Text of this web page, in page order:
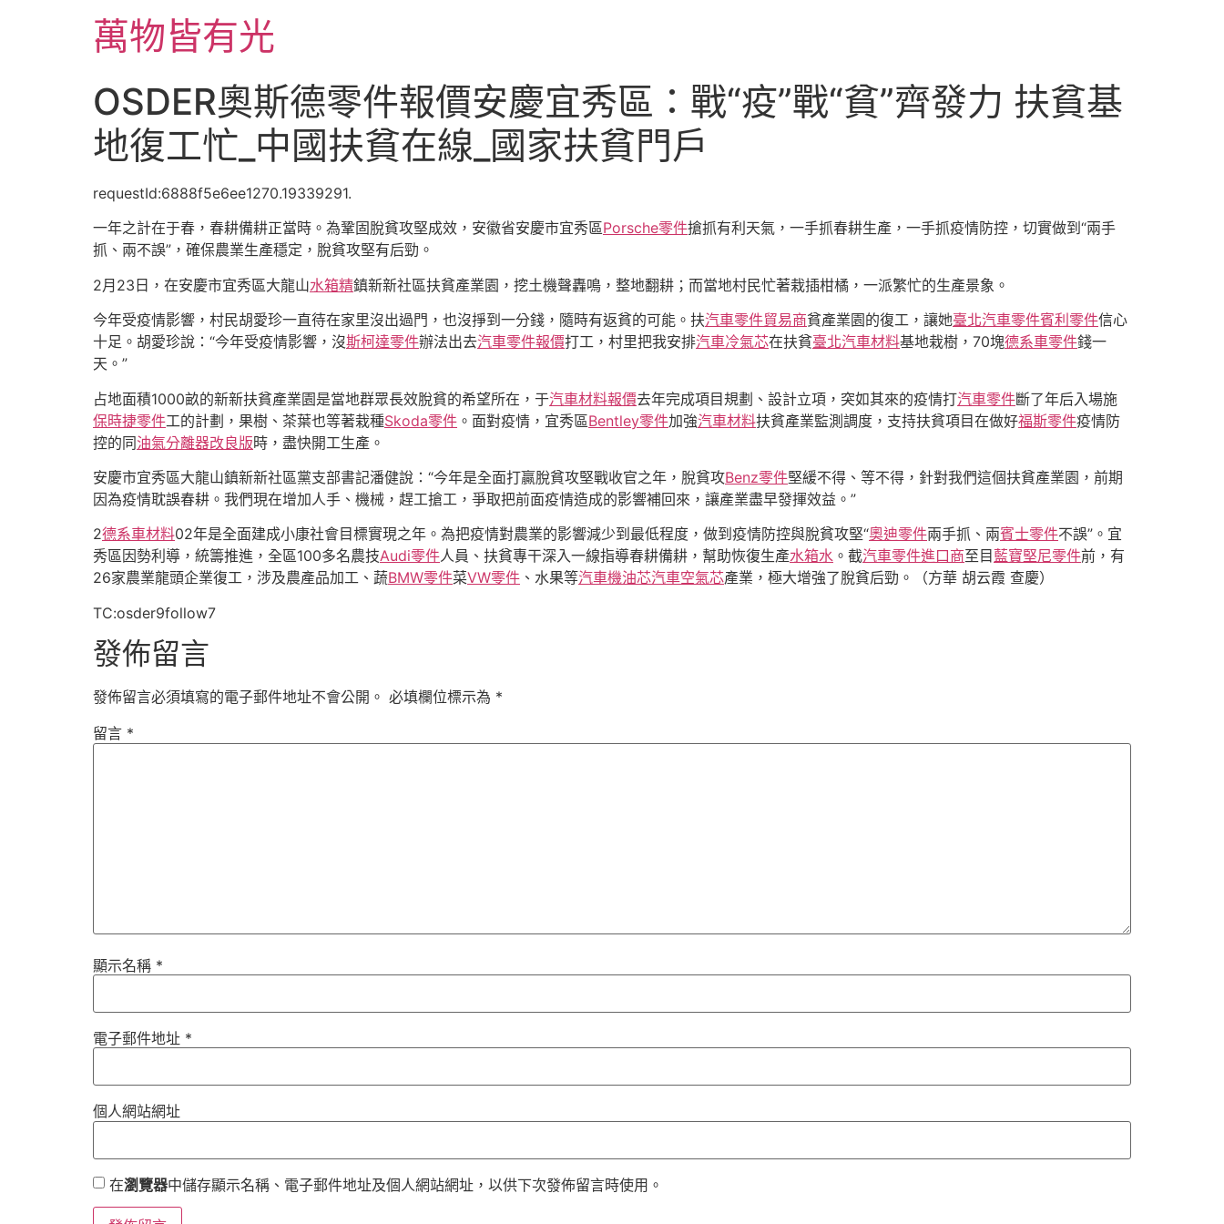
萬物皆有光
OSDER奧斯德零件報價安慶宜秀區：戰“疫”戰“貧”齊發力 扶貧基
地復工忙_中國扶貧在線_國家扶貧門戶
requestId:6888f5e6ee1270.19339291.
一年之計在于春，春耕備耕正當時。為鞏固脫貧攻堅成效，安徽省安慶市宜秀區Porsche零件搶抓有利天氣，一手抓春耕生產，一手抓疫情防控，切實做到“兩手
抓、兩不誤”，確保農業生產穩定，脫貧攻堅有后勁。
2月23日，在安慶市宜秀區大龍山水箱精鎮新新社區扶貧產業園，挖土機聲轟鳴，整地翻耕；而當地村民忙著栽插柑橘，一派繁忙的生產景象。
今年受疫情影響，村民胡愛珍一直待在家里沒出過門，也沒掙到一分錢，隨時有返貧的可能。扶汽車零件貿易商貧產業園的復工，讓她臺北汽車零件賓利零件信心
十足。胡愛珍說：“今年受疫情影響，沒斯柯達零件辦法出去汽車零件報價打工，村里把我安排汽車冷氣芯在扶貧臺北汽車材料基地栽樹，70塊德系車零件錢一
天。”
占地面積1000畝的新新扶貧產業園是當地群眾長效脫貧的希望所在，于汽車材料報價去年完成項目規劃、設計立項，突如其來的疫情打汽車零件斷了年后入場施
保時捷零件工的計劃，果樹、茶葉也等著栽種Skoda零件 。面對疫情，宜秀區Bentley零件加強汽車材料扶貧產業監測調度，支持扶貧項目在做好福斯零件疫情防
控的同油氣分離器改良版時，盡快開工生產。
安慶市宜秀區大龍山鎮新新社區黨支部書記潘健說：“今年是全面打贏脫貧攻堅戰收官之年，脫貧攻Benz零件堅緩不得、等不得，針對我們這個扶貧產業園，前期
因為疫情耽誤春耕。我們現在增加人手、機械，趕工搶工，爭取把前面疫情造成的影響補回來，讓產業盡早發揮效益。”
2德系車材料02年是全面建成小康社會目標實現之年。為把疫情對農業的影響減少到最低程度，做到疫情防控與脫貧攻堅“奧迪零件兩手抓、兩賓士零件不誤”。宜
秀區因勢利導，統籌推進，全區100多名農技Audi零件人員、扶貧專干深入一線指導春耕備耕，幫助恢復生產水箱水 。截汽車零件進口商至目藍寶堅尼零件前，有
26家農業龍頭企業復工，涉及農產品加工、蔬BMW零件菜VW零件 、水果等汽車機油芯汽車空氣芯產業，極大增強了脫貧后勁。（方華 胡云霞 查慶）
TC:osder9follow7
發佈留言
發佈留言必須填寫的電子郵件地址不會公開。 必填欄位標示為 *
留言 *
顯示名稱 *
電子郵件地址 *
個人網站網址
在瀏覽器中儲存顯示名稱、電子郵件地址及個人網站網址，以供下次發佈留言時使用。